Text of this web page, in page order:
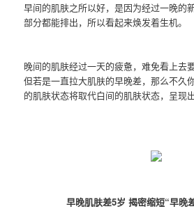
早间的肌肤之所以好，是因为经过一晚的
部分都能排出，所以看起来焕发着生机。
晚间的肌肤经过一天的疲惫，难免看上去
但若是一直拉大肌肤的早晚差，那么不久
的肌肤状态将取代白间的肌肤状态，呈现出
早晚肌肤差5岁 揭密缩短“早晚